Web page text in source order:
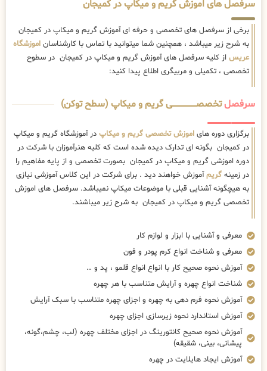
سرفصل های اموزش گریم و میکاپ در کمیجان
برخی از سرفصل های تخصصی و حرفه ای آموزش گریم و میکاپ در کمیجان
به شرح زیر میباشد ، همچنین شما میتوانید با تماس با کارشناسان اموزشگاه
عریس از کلیه سرفصل های آموزش گریم و میکاپ در کمیجان در سطوح
تخصصی ، تکمیلی و مربیگری اطلاع پیدا کنید:
سرفصلتخصصــــــــــــــــــــی گریم و میکاپ (سطح توکن)
برگزاری دوره های اموزش تخصصی گریم و میکاپ در آموزشگاه گریم و میکاپ
در کمیجان بگونه ای تدارک دیده شده است که کلیه هنرآموزان با شرکت در
دوره اموزشی گریم و میکاپ در کمیجان بصورت تخصصی و از پایه مفاهیم را
در زمینه گریمآموزش خواهند دید . برای شرکت در این کلاس آموزشی نیازی
به هیچگونه آشنایی قبلی با موضوعات میکاپ نمیباشد. سرفصل های اموزش
تخصصی گریم و میکاپ در کمیجان به شرح زیر میباشند.
معرفی و آشنایی با ابزار و لوازم کار
معرفی و شناخت انواع کرم پودر و فون
آموزش نحوه صحیح کار با انواع انواع قلمو ، پد و …
شناخت انواع چهره و آرایش متناسب با هر چهره
آموزش نحوه فرم دهی به چهره و اجزای چهره متناسب با سبک آرایش
آموزش استاندارد نحوه زیرسازی اجزای چهره
آموزش نحوه صحیح کانتورینگ در اجزای مختلف چهره (لب، چشم،گونه،
پیشانی، بینی، شقیقه)
آموزش ایجاد هایلایت در چهره